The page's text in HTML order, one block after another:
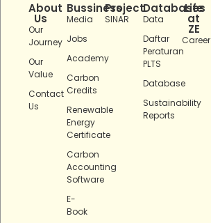
About
Us
Our
Journey
Our
Value
Contact
Us
Bussiness
Media
Jobs
Academy
Carbon
Credits
Renewable
Energy
Certificate
Carbon
Accounting
Software
E-
Book
Project
SINAR
Databases
Data
Daftar
Peraturan
PLTS
Database
Sustainability
Reports
Life
at
ZE
Career